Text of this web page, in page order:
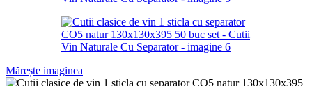
Mărește imaginea